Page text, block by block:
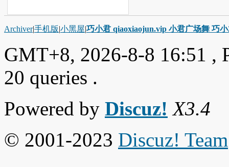
Archiver|手机版|小黑屋|巧小君 qiaoxiaojun.vip 小君广场舞 巧
GMT+8, 2026-8-8 16:51 ,
20 queries .
Powered by Discuz! X3.4
© 2001-2023 Discuz! Team